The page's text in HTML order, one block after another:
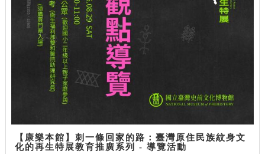
【康樂本館】刺一條回家的路：臺灣原住民族紋身文
化的再生特展教育推廣系列 - 導覽活動